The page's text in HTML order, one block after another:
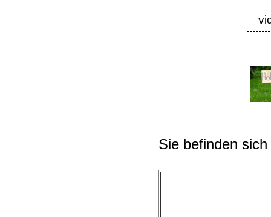
Sie befinden